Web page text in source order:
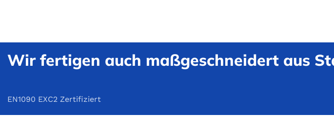
Wir fertigen auch maßgeschneidert aus
EN1090 EXC2 Zertifiziert